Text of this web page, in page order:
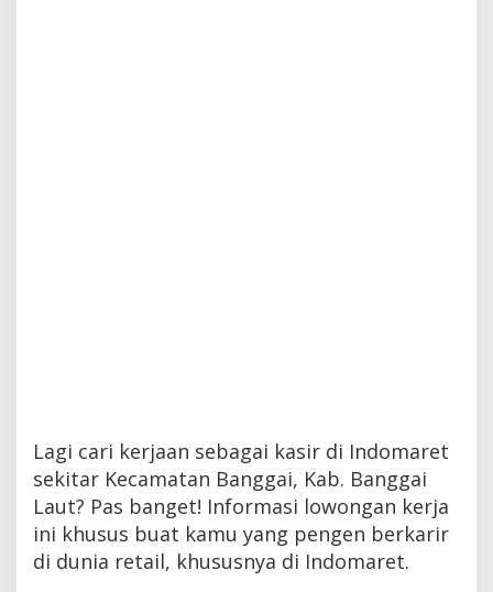
Lagi cari kerjaan sebagai kasir di Indomaret
sekitar Kecamatan Banggai, Kab. Banggai
Laut? Pas banget! Informasi lowongan kerja
ini khusus buat kamu yang pengen berkarir
di dunia retail, khususnya di Indomaret.